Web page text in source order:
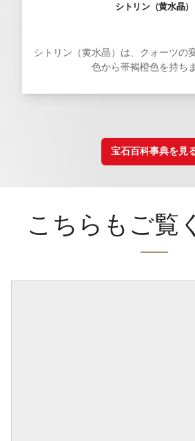
シトリン（黄水晶）
シトリン（黄水晶）は、クォーツの
色から帯褐橙色を持ち
宝石百科事典を見
こちらもご覧